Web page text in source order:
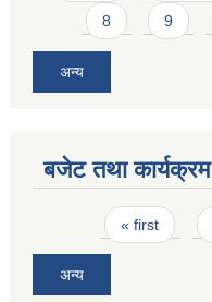
8 9
अन्य
बजेट तथा कार्यक्रम
Pages« first
अन्य